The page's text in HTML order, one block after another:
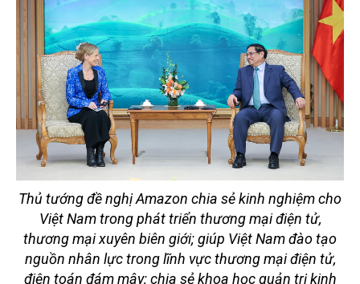
Thủ tướng đề nghị Amazon chia sẻ kinh nghiệm cho
Việt Nam trong phát triển thương mại điện tử,
thương mại xuyên biên giới; giúp Việt Nam đào tạo
nguồn nhân lực trong lĩnh vực thương mại điện tử,
điện toán đám mây; chia sẻ khoa học quản trị kinh